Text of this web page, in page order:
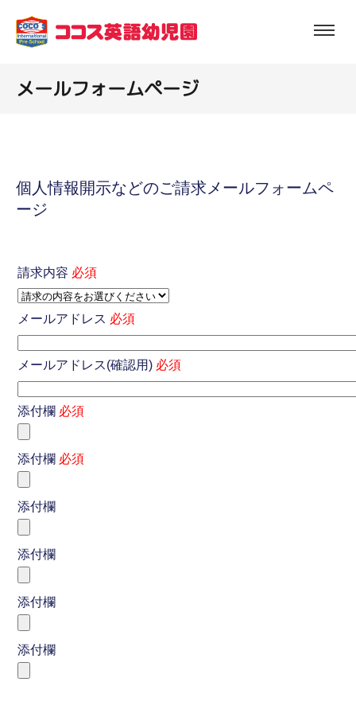
ン
ツ
ッ
メールフォームページ
個人情報開示などのご請求メールフォームペ
ージ
請求内容 必須
メールアドレス 必須
メールアドレス(確認用) 必須
添付欄 必須
添付欄 必須
添付欄
添付欄
添付欄
添付欄